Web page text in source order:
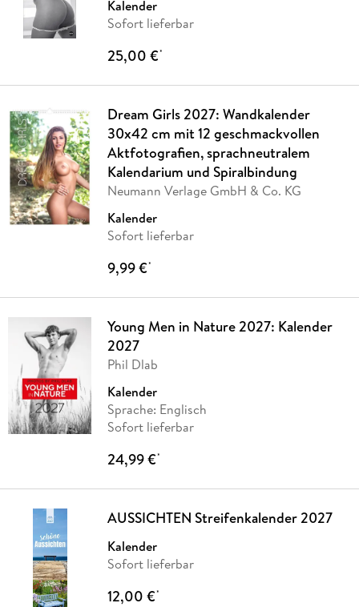
Kalender
Sofort lieferbar
25,00 €*
Dream Girls 2027: Wandkalender
30x42 cm mit 12 geschmackvollen
Aktfotografien, sprachneutralem
Kalendarium und Spiralbindung
Neumann Verlage GmbH & Co. KG
Kalender
Sofort lieferbar
9,99 €*
Young Men in Nature 2027: Kalender
2027
Phil Dlab
Kalender
Sprache: Englisch
Sofort lieferbar
24,99 €*
AUSSICHTEN Streifenkalender 2027
Kalender
Sofort lieferbar
12,00 €*